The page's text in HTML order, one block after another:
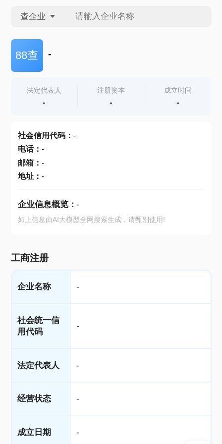
查企业
查企业
查产地
88查 -
法定代表人
-
注册资本
-
成立时间
-
社会信用代码： -
电话： -
邮箱： -
地址： -
企业信息概览： -
如上信息由AI大模型全网搜索生成，请甄别使用!
工商注册
企业名称 -
社会统一信
用代码
-
法定代表人 -
经营状态 -
成立日期 -